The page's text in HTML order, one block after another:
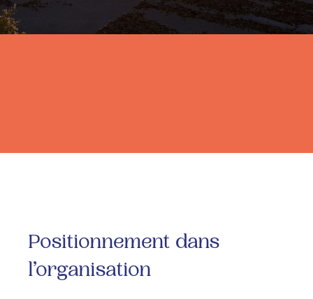
Positionnement dans
l’organisation